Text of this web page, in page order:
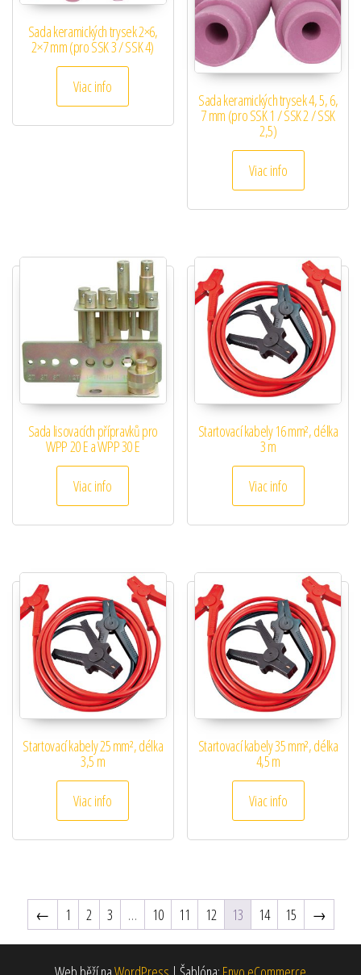
Sada keramických trysek 2×6,
2×7 mm (pro SSK 3 / SSK 4)
Viac info
Sada keramických trysek 4, 5, 6,
7 mm (pro SSK 1 / SSK 2 / SSK
2,5)
Viac info
Sada lisovacích přípravků pro
WPP 20 E a WPP 30 E
Viac info
Startovací kabely 16 mm², délka
3 m
Viac info
Startovací kabely 25 mm², délka
3,5 m
Viac info
Startovací kabely 35 mm², délka
4,5 m
Viac info
← 1 2 3 … 10 11 12 13 14 15 →